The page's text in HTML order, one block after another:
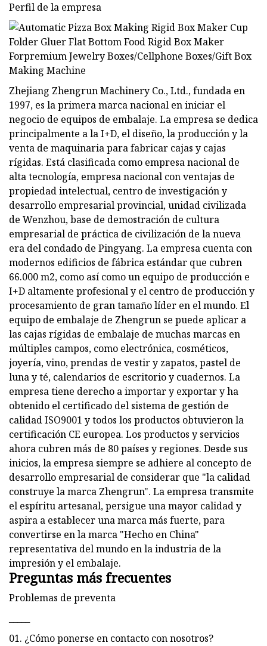
Perfil de la empresa
Zhejiang Zhengrun Machinery Co., Ltd., fundada en
1997, es la primera marca nacional en iniciar el
negocio de equipos de embalaje. La empresa se dedica
principalmente a la I+D, el diseño, la producción y la
venta de maquinaria para fabricar cajas y cajas
rígidas. Está clasificada como empresa nacional de
alta tecnología, empresa nacional con ventajas de
propiedad intelectual, centro de investigación y
desarrollo empresarial provincial, unidad civilizada
de Wenzhou, base de demostración de cultura
empresarial de práctica de civilización de la nueva
era del condado de Pingyang. La empresa cuenta con
modernos edificios de fábrica estándar que cubren
66.000 m2, como así como un equipo de producción e
I+D altamente profesional y el centro de producción y
procesamiento de gran tamaño líder en el mundo. El
equipo de embalaje de Zhengrun se puede aplicar a
las cajas rígidas de embalaje de muchas marcas en
múltiples campos, como electrónica, cosméticos,
joyería, vino, prendas de vestir y zapatos, pastel de
luna y té, calendarios de escritorio y cuadernos. La
empresa tiene derecho a importar y exportar y ha
obtenido el certificado del sistema de gestión de
calidad ISO9001 y todos los productos obtuvieron la
certificación CE europea. Los productos y servicios
ahora cubren más de 80 países y regiones. Desde sus
inicios, la empresa siempre se adhiere al concepto de
desarrollo empresarial de considerar que "la calidad
construye la marca Zhengrun". La empresa transmite
el espíritu artesanal, persigue una mayor calidad y
aspira a establecer una marca más fuerte, para
convertirse en la marca "Hecho en China"
representativa del mundo en la industria de la
impresión y el embalaje.
Preguntas más frecuentes
Problemas de preventa
01. ¿Cómo ponerse en contacto con nosotros?